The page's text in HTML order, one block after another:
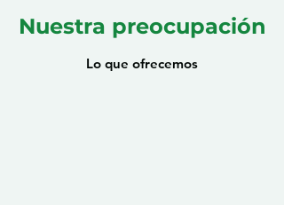
Nuestra preocupación
Lo que ofrecemos